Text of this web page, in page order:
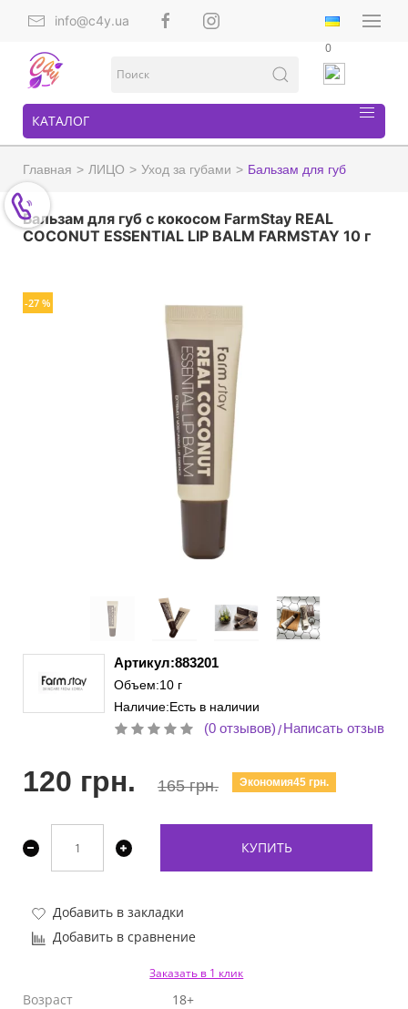
info@c4y.ua
0
КАТАЛОГ
Главная ЛИЦО Уход за губами Бальзам для губ
Бальзам для губ с кокосом FarmStay REAL
COCONUT ESSENTIAL LIP BALM FARMSTAY 10 г
-27 %
Артикул:883201
Объем:10 г
Наличие:Есть в наличии
(0 отзывов)/Написать отзыв
120 грн. 165 грн. Экономия45 грн.
КУПИТЬ
Добавить в закладки
Добавить в сравнение
Заказать в 1 клик
Возраст
18+